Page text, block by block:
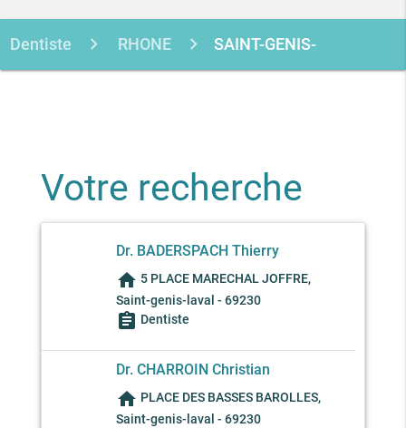
Dentiste RHONE SAINT-GENIS-
Votre recherche
Dr. BADERSPACH Thierry
home 5 PLACE MARECHAL JOFFRE,
Saint-genis-laval - 69230
assignment Dentiste
Dr. CHARROIN Christian
home PLACE DES BASSES BAROLLES,
Saint-genis-laval - 69230